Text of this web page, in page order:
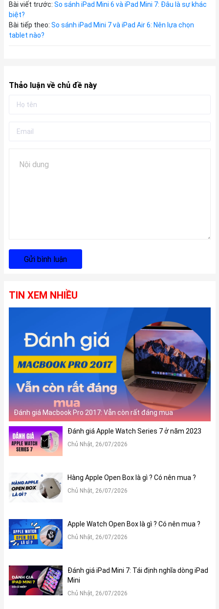
Bài viết trước: So sánh iPad Mini 6 và iPad Mini 7: Đâu là sự khác
biệt?
Bài tiếp theo: So sánh iPad Mini 7 và iPad Air 6: Nên lựa chọn
tablet nào?
Thảo luận về chủ đề này
Gửi bình luận
TIN XEM NHIỀU
Đánh giá Macbook Pro 2017: Vẫn còn rất đáng mua
Đánh giá Apple Watch Series 7 ở năm 2023
Chủ Nhật, 26/07/2026
Hàng Apple Open Box là gì ? Có nên mua ?
Chủ Nhật, 26/07/2026
Apple Watch Open Box là gì ? Có nên mua ?
Chủ Nhật, 26/07/2026
Đánh giá iPad Mini 7: Tái định nghĩa dòng iPad
Mini
Chủ Nhật, 26/07/2026